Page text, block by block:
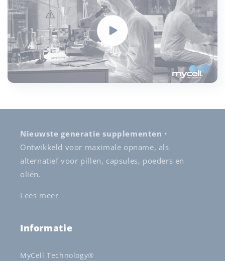
Nieuwste generatie supplementen •
Ontwikkeld voor maximale opname, als
alternatief voor pillen, capsules, poeders en
oliën.
Lees meer
Informatie
MyCell Technology®